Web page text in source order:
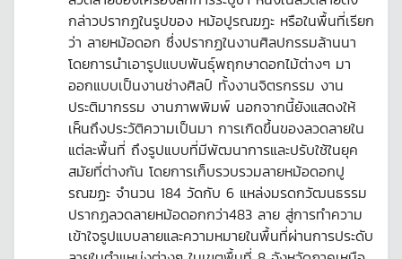
กล่าวปรากฏในรูปของ หม้อปูรณฆฏะ หรือในพื้นที่เรียก
ว่า ลายหม้อดอก ซึ่งปรากฏในงานศิลปกรรมล้านนา
โดยการนำเอารูปแบบพันธุ์พฤกษาดอกไม้ต่างๆ มา
ออกแบบเป็นงานช่างศิลป์ ทั้งงานจิตรกรรม งาน
ประติมากรรม งานภาพพิมพ์ นอกจากนี้ยังแสดงให้
เห็นถึงประวัติความเป็นมา การเกิดขึ้นของลวดลายใน
แต่ละพื้นที่ ถึงรูปแบบที่มีพัฒนาการและปรับใช้ในยุค
สมัยที่ต่างกัน โดยการเก็บรวบรวมลายหม้อดอกปู
รณฆฏะ จำนวน 184 วัดกับ 6 แหล่งมรดกวัฒนธรรม
ปรากฏลวดลายหม้อดอกกว่า483 ลาย สู่การทำความ
เข้าใจรูปแบบลายและความหมายในพื้นที่ผ่านการประดับ